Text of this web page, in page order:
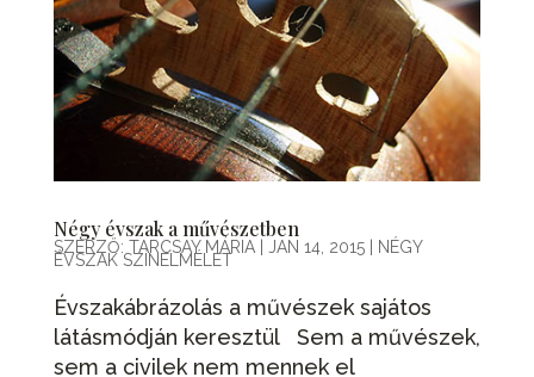
Négy évszak a művészetben
SZERZŐ: TARCSAY MÁRIA| JAN 14, 2015| NÉGY
ÉVSZAK SZÍNELMÉLET
Évszakábrázolás a művészek sajátos
látásmódján keresztül Sem a művészek,
sem a civilek nem mennek el